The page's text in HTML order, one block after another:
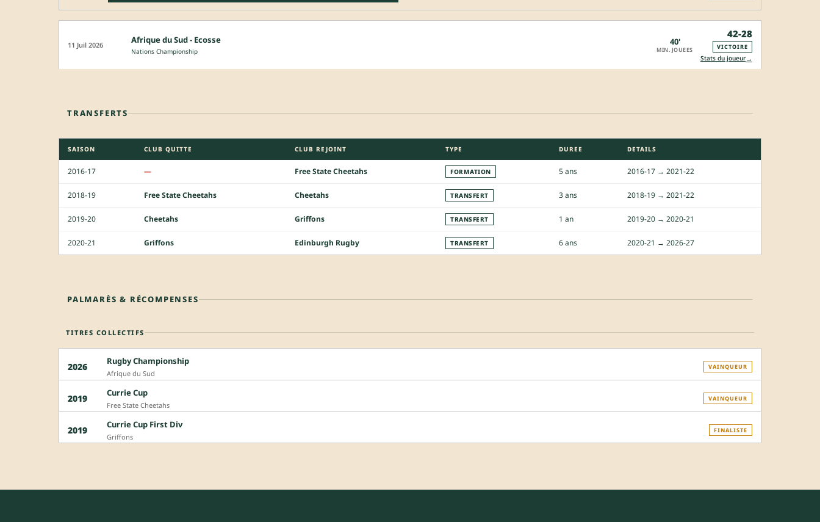
11 Juil 2026 Afrique du Sud - Ecosse
Nations Championship
40'
MIN. JOUEES
42-28
VICTOIRE
Stats du joueur→
TRANSFERTS
SAISON CLUB QUITTE CLUB REJOINT TYPE DUREE DETAILS
2016-17 — Free State Cheetahs FORMATION 5 ans 2016-17 → 2021-22
2018-19 Free State Cheetahs Cheetahs TRANSFERT 3 ans 2018-19 → 2021-22
2019-20 Cheetahs Griffons TRANSFERT 1 an 2019-20 → 2020-21
2020-21 Griffons Edinburgh Rugby TRANSFERT 6 ans 2020-21 → 2026-27
PALMARÈS & RÉCOMPENSES
TITRES COLLECTIFS
2026 Rugby Championship
Afrique du Sud
VAINQUEUR
2019 Currie Cup
Free State Cheetahs
VAINQUEUR
2019 Currie Cup First Div
Griffons
FINALISTE